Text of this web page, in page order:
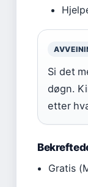
Si det
døgn.
etter
Gratis